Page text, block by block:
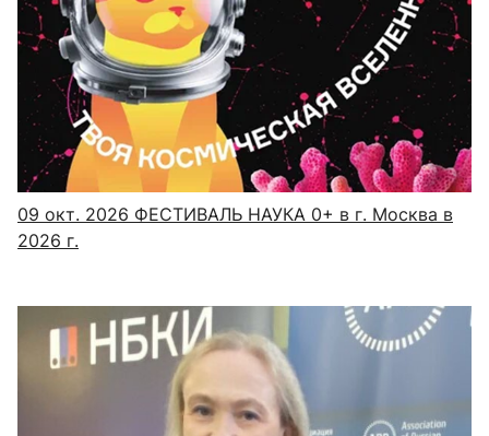
09 окт. 2026 ФЕСТИВАЛЬ НАУКА 0+ в г. Москва в
2026 г.